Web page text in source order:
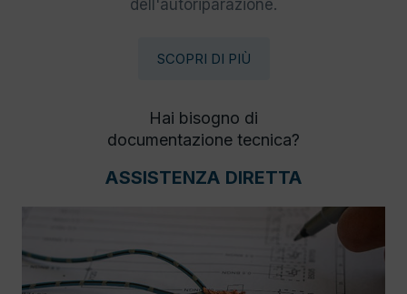
dell'autoriparazione.
SCOPRI DI PIÙ
Hai bisogno di
documentazione tecnica?
ASSISTENZA DIRETTA